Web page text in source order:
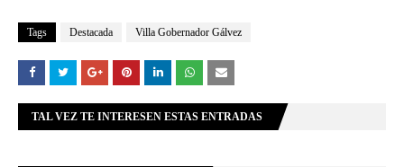
Tags Destacada Villa Gobernador Gálvez
TAL VEZ TE INTERESEN ESTAS ENTRADAS